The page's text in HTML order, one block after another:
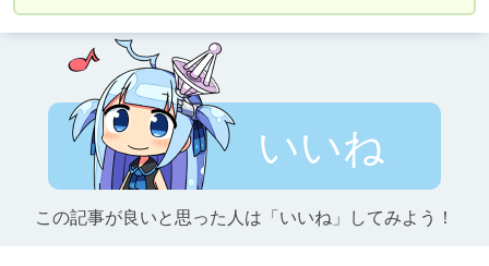
いいね
この記事が良いと思った人は「いいね」してみよう！